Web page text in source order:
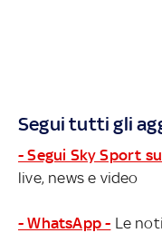
Segui tutti gli
- Segui Sky Sport
live, news e video
- WhatsApp - Le